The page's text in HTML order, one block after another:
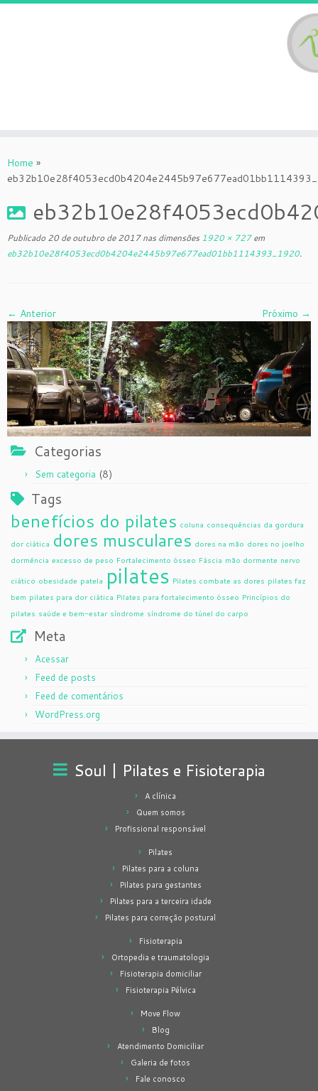
to
content
Home »
Publicado 20 de outubro de 2017nas dimensões 1920 × 727em
eb32b10e28f4053ecd0b4204e2445b97e677ead01bb1114393_1920.
← Anterior Próximo →
Categorias
Sem categoria (8)
Tags
benefícios do pilates coluna consequências da gordura
dor ciática dores musculares dores na mão dores no joelho
dormência excesso de peso Fortalecimento ósseo Fáscia mão dormente nervo
ciático obesidade patela pilates Pilates combate as dores pilates faz
bem pilates para dor ciática Pilates para fortalecimento ósseo Princípios do
pilates saúde e bem-estar síndrome síndrome do túnel do carpo
Meta
Acessar
Feed de posts
Feed de comentários
WordPress.org
Soul | Pilates e Fisioterapia
A clínica
Quem somos
Profissional responsável
Pilates
Pilates para a coluna
Pilates para gestantes
Pilates para a terceira idade
Pilates para correção postural
Fisioterapia
Ortopedia e traumatologia
Fisioterapia domiciliar
Fisioterapia Pélvica
Move Flow
Blog
Atendimento Domiciliar
Galeria de fotos
Fale conosco